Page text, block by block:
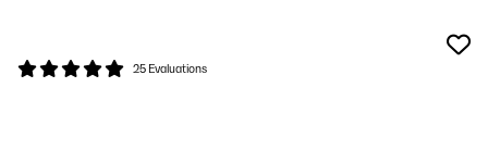
25 Evaluations